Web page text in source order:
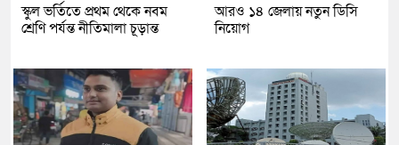
স্কুল ভর্তিতে প্রথম থেকে নবম
শ্রেণি পর্যন্ত নীতিমালা চূড়ান্ত
আরও ১৪ জেলায় নতুন ডিসি
নিয়োগ